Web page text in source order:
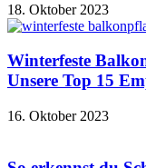
18. Oktober 2023
Winterfeste
Unsere Top 15
16. Oktober 2023